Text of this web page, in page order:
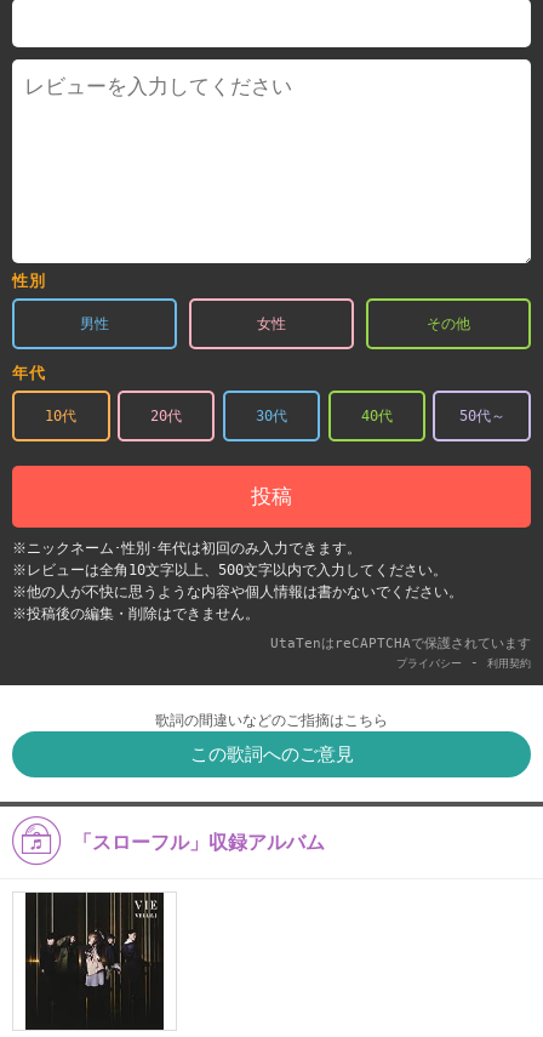
性別
男性 女性 その他
年代
10代 20代 30代 40代 50代～
投稿
※ニックネーム･性別･年代は初回のみ入力できます。
※レビューは全角10文字以上、500文字以内で入力してください。
※他の人が不快に思うような内容や個人情報は書かないでください。
※投稿後の編集・削除はできません。
UtaTenはreCAPTCHAで保護されています
プライバシー - 利用契約
歌詞の間違いなどのご指摘はこちら
この歌詞へのご意見
「スローフル」収録アルバム